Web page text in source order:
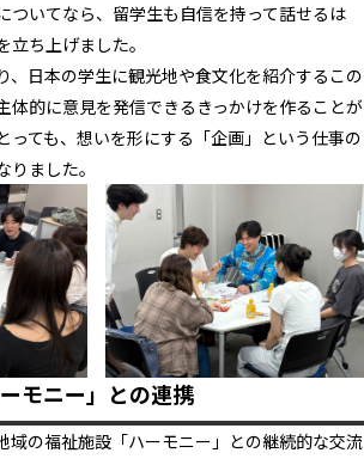
ついてなら、留学生も自信を持って話せるは
ち上げました。
、日本の学生に観光地や食文化を紹介するこの
体的に意見を発信できるきっかけを作ることが
っても、想いを形にする「企画」という仕事の
ました。
モニー」との連携
域の福祉施設「ハーモニー」との継続的な交流